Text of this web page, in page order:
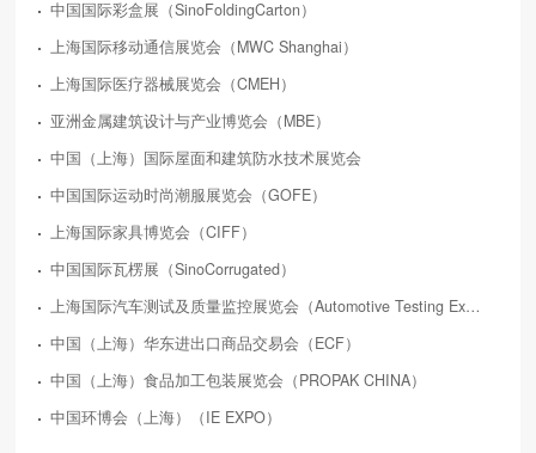
中国国际彩盒展（SinoFoldingCarton）
上海国际移动通信展览会（MWC Shanghai）
上海国际医疗器械展览会（CMEH）
亚洲金属建筑设计与产业博览会（MBE）
中国（上海）国际屋面和建筑防水技术展览会
中国国际运动时尚潮服展览会（GOFE）
上海国际家具博览会（CIFF）
中国国际瓦楞展（SinoCorrugated）
上海国际汽车测试及质量监控展览会（Automotive Testing Expo）
中国（上海）华东进出口商品交易会（ECF）
中国（上海）食品加工包装展览会（PROPAK CHINA）
中国环博会（上海）（IE EXPO）